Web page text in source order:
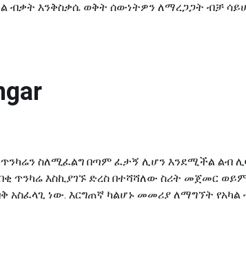
ብቃት እንቅስቃሴ ወቅት ሰውነትዎን ለማረጋጋት ብቻ
ስለሚፈልግ በጣም ፈታኝ ሊሆን እንደሚችል ልብ
ጥንካሬ እስኪያገኙ ድረስ በተሻሻለው ስሪት መጀመር
ነው. እርግጠኛ ካልሆኑ መመሪያ ለማግኘት